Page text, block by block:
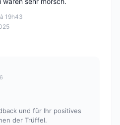
19h43
und für Ihr positives
der Trüffel.